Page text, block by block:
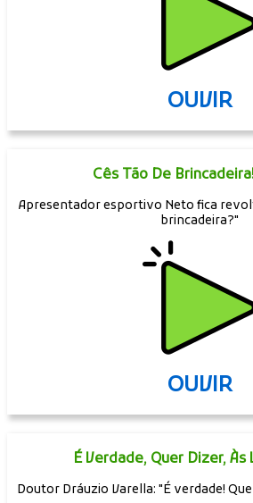
OUVIR
Cês Tão De
Apresentador esportivo Neto fica
brincadeira?"
OUVIR
É Verdade, Quer Dizer, Às
Doutor Dráuzio Varella: "É verdade!